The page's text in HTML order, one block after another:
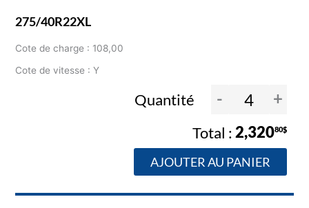
275/40R22XL
Cote de charge : 108,00
Cote de vitesse : Y
Quantité - +
2,32080$
AJOUTER AU PANIER